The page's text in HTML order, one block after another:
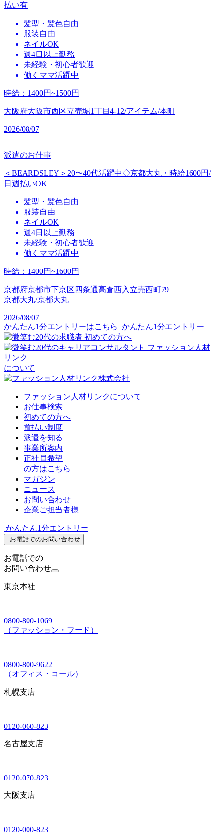
払い有
髪型・髪色自由
服装自由
ネイルOK
週4日以上勤務
未経験・初心者歓迎
働くママ活躍中
時給 ： 1400円~1500円
大阪府大阪市西区立売堀1丁目4-12/アイテム/本町
2026/08/07
派遣のお仕事
＜BEARDSLEY＞20〜40代活躍中◇京都大丸・時給1600円/
日週払いOK
髪型・髪色自由
服装自由
ネイルOK
週4日以上勤務
未経験・初心者歓迎
働くママ活躍中
時給 ： 1400円~1600円
京都府京都市下京区四条通高倉西入立売西町79
京都大丸/京都大丸
2026/08/07
かんたん1分エントリーはこちら かんたん1分エントリー
初めての方へ
ファッション人材
リンク
について
ファッション人材リンクについて
お仕事検索
初めての方へ
前払い制度
派遣を知る
事業所案内
正社員希望
の方はこちら
マガジン
ニュース
お問い合わせ
企業ご担当者様
かんたん1分エントリー
お電話でのお問い合わせ
お電話での
お問い合わせ
東京本社
0800-800-1069
（ファッション・フード）
0800-800-9622
（オフィス・コール）
札幌支店
0120-060-823
名古屋支店
0120-070-823
大阪支店
0120-000-823